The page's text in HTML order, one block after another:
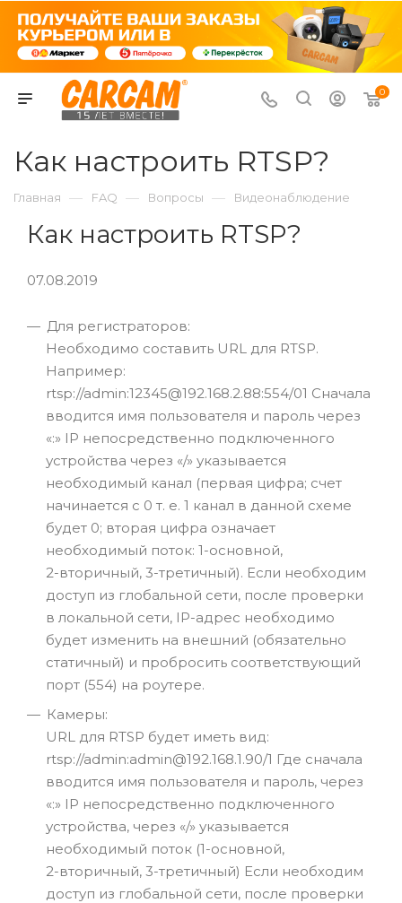
0
Как настроить RTSP?
Главная — FAQ — Вопросы — Видеонаблюдение
Как настроить RTSP?
07.08.2019
Для регистраторов:
Необходимо составить URL для RTSP.
Например:
rtsp://admin:12345@192.168.2.88:554/01 Сначала
вводится имя пользователя и пароль через
«:» IP непосредственно подключенного
устройства через «/» указывается
необходимый канал (первая цифра; счет
начинается с 0 т. е. 1 канал в данной схеме
будет 0; вторая цифра означает
необходимый поток: 1-основной,
2-вторичный, 3-третичный). Если необходим
доступ из глобальной сети, после проверки
в локальной сети, IP-адрес необходимо
будет изменить на внешний (обязательно
статичный) и пробросить соответствующий
порт (554) на роутере.
Камеры:
URL для RTSP будет иметь вид:
rtsp://admin:admin@192.168.1.90/1 Где сначала
вводится имя пользователя и пароль, через
«:» IP непосредственно подключенного
устройства, через «/» указывается
необходимый поток (1-основной,
2-вторичный, 3-третичный) Если необходим
доступ из глобальной сети, после проверки